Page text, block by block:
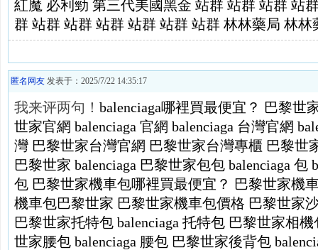
紅魔 必利勁 第三代美國黑金 站群 站群 站群 站
群 站群 站群 站群 站群 站群 站群 林林藥局 林林
匿名网友 发表于：2025/7/22 14:35:17
我来评两句！ balenciaga哪裡買最便宜？ 巴黎世
世家官網 balenciaga 官網 balenciaga 台灣官網
灣 巴黎世家台灣官網 巴黎世家台灣專櫃 巴黎世
巴黎世家 balenciaga 巴黎世家包包 balenciaga 包
包 巴黎世家機車包哪裡買最便宜？ 巴黎世家機
機車包巴黎世家 巴黎世家機車包價格 巴黎世家
巴黎世家托特包 balenciaga 托特包 巴黎世家相機
世家腰包 balenciaga 腰包 巴黎世家後背包